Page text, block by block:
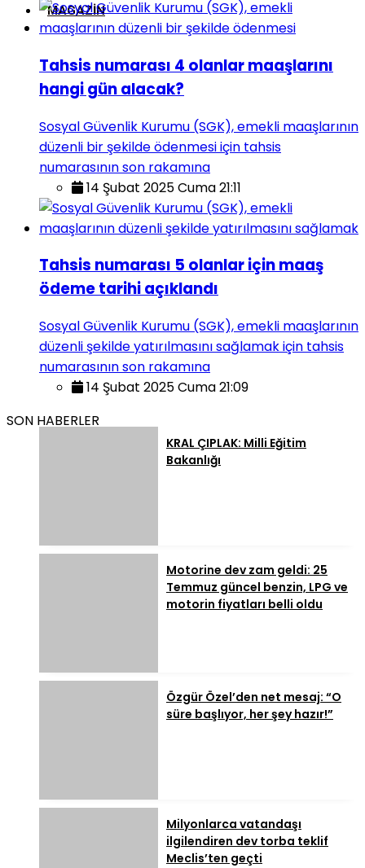
MAGAZIN
Tahsis numarası 4 olanlar maaşlarını
hangi gün alacak?
Sosyal Güvenlik Kurumu (SGK), emekli maaşlarının
düzenli bir şekilde ödenmesi için tahsis
numarasının son rakamına
14 Şubat 2025 Cuma 21:11
Tahsis numarası 5 olanlar için maaş
ödeme tarihi açıklandı
Sosyal Güvenlik Kurumu (SGK), emekli maaşlarının
düzenli şekilde yatırılmasını sağlamak için tahsis
numarasının son rakamına
14 Şubat 2025 Cuma 21:09
SON HABERLER
KRAL ÇIPLAK: Milli Eğitim
Bakanlığı
Motorine dev zam geldi: 25
Temmuz güncel benzin, LPG ve
motorin fiyatları belli oldu
Özgür Özel’den net mesaj: “O
süre başlıyor, her şey hazır!”
Milyonlarca vatandaşı
ilgilendiren dev torba teklif
Meclis’ten geçti